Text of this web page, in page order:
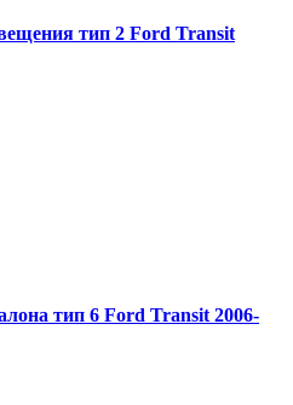
тип 2 Ford Transit
тип 6 Ford Transit 2006-